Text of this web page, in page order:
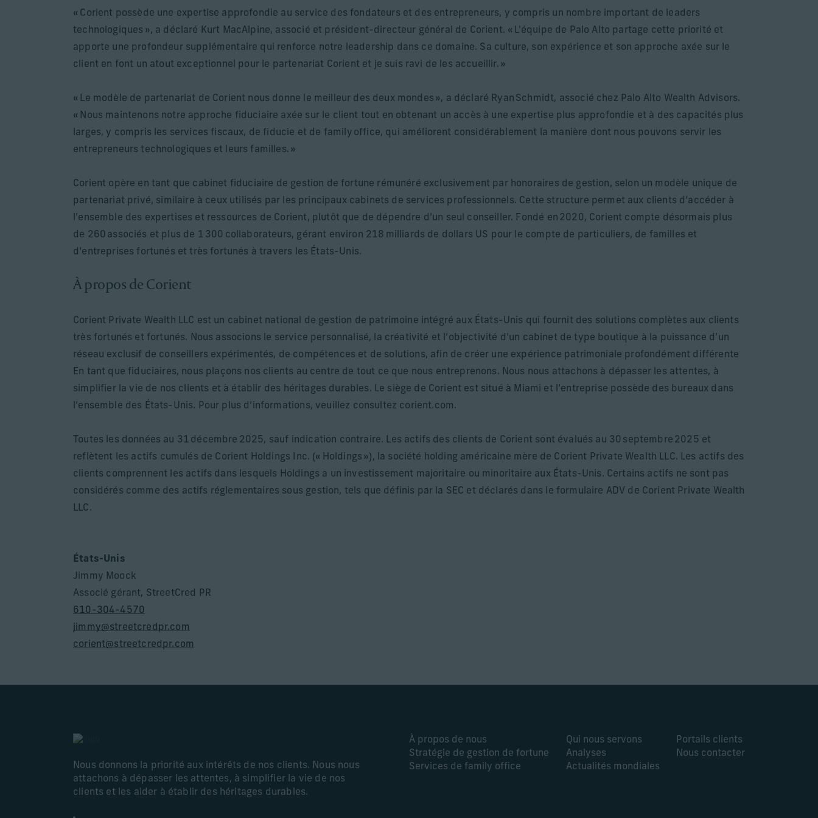
« Corient possède une expertise approfondie au service des fondateurs et des entrepreneurs, y compris un nombre important de leaders
technologiques », a déclaré Kurt MacAlpine, associé et président-directeur général de Corient. « L'équipe de Palo Alto partage cette priorité et
apporte une profondeur supplémentaire qui renforce notre leadership dans ce domaine. Sa culture, son expérience et son approche axée sur le
client en font un atout exceptionnel pour le partenariat Corient et je suis ravi de les accueillir. »
« Le modèle de partenariat de Corient nous donne le meilleur des deux mondes », a déclaré Ryan Schmidt, associé chez Palo Alto Wealth Advisors.
« Nous maintenons notre approche fiduciaire axée sur le client tout en obtenant un accès à une expertise plus approfondie et à des capacités plus
larges, y compris les services fiscaux, de fiducie et de family office, qui améliorent considérablement la manière dont nous pouvons servir les
entrepreneurs technologiques et leurs familles. »
Corient opère en tant que cabinet fiduciaire de gestion de fortune rémunéré exclusivement par honoraires de gestion, selon un modèle unique de
partenariat privé, similaire à ceux utilisés par les principaux cabinets de services professionnels. Cette structure permet aux clients d’accéder à
l’ensemble des expertises et ressources de Corient, plutôt que de dépendre d’un seul conseiller. Fondé en 2020, Corient compte désormais plus
de 260 associés et plus de 1 300 collaborateurs, gérant environ 218 milliards de dollars US pour le compte de particuliers, de familles et
d’entreprises fortunés et très fortunés à travers les États-Unis.
À propos de Corient
Corient Private Wealth LLC est un cabinet national de gestion de patrimoine intégré aux États-Unis qui fournit des solutions complètes aux clients
très fortunés et fortunés. Nous associons le service personnalisé, la créativité et l’objectivité d’un cabinet de type boutique à la puissance d’un
réseau exclusif de conseillers expérimentés, de compétences et de solutions, afin de créer une expérience patrimoniale profondément différente
En tant que fiduciaires, nous plaçons nos clients au centre de tout ce que nous entreprenons. Nous nous attachons à dépasser les attentes, à
simplifier la vie de nos clients et à établir des héritages durables. Le siège de Corient est situé à Miami et l’entreprise possède des bureaux dans
l’ensemble des États-Unis. Pour plus d’informations, veuillez consultez corient.com.
Toutes les données au 31 décembre 2025, sauf indication contraire. Les actifs des clients de Corient sont évalués au 30 septembre 2025 et
reflètent les actifs cumulés de Corient Holdings Inc. (« Holdings »), la société holding américaine mère de Corient Private Wealth LLC. Les actifs des
clients comprennent les actifs dans lesquels Holdings a un investissement majoritaire ou minoritaire aux États-Unis. Certains actifs ne sont pas
considérés comme des actifs réglementaires sous gestion, tels que définis par la SEC et déclarés dans le formulaire ADV de Corient Private Wealth
LLC.
États-Unis
Jimmy Moock
Associé gérant, StreetCred PR
610-304-4570
jimmy@streetcredpr.com
corient@streetcredpr.com
Nous donnons la priorité aux intérêts de nos clients. Nous nous
attachons à dépasser les attentes, à simplifier la vie de nos
clients et les aider à établir des héritages durables.
À propos de nous
Stratégie de gestion de fortune
Services de family office
Qui nous servons
Analyses
Actualités mondiales
Portails clients
Nous contacter